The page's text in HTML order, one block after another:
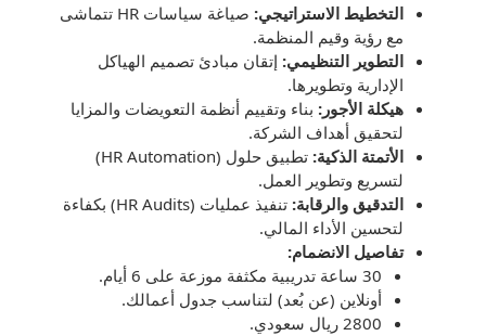
التخطيط الاستراتيجي:
صياغة سياسات HR تتماشى
مع رؤية وقيم المنظمة.
التطوير التنظيمي: إتقان مبادئ تصميم الهياكل
الإدارية وتطويرها.
هيكلة الأجور: بناء وتقييم أنظمة التعويضات والمزايا
لتحقيق أهداف الشركة.
الأتمتة الذكية:
تطبيق حلول (HR Automation)
لتسريع وتطوير العمل.
التدقيق والرقابة:
تنفيذ عمليات (HR Audits) بكفاءة
لتحسين الأداء المالي.
تفاصيل الانضمام:
30 ساعة تدريبية مكثفة موزعة على 6 أيام.
أونلاين (عن بُعد) لتناسب جدول أعمالك.
2800 ريال سعودي.